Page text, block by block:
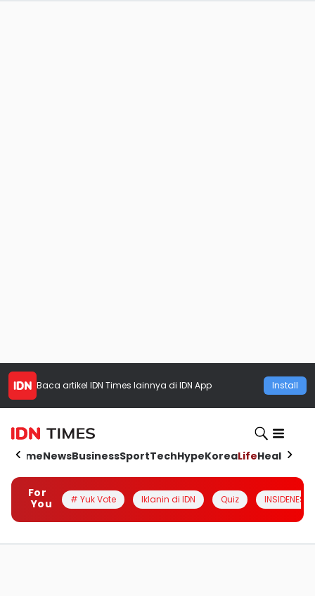
Baca artikel IDN Times lainnya di IDN App Install
HomeNewsBusinessSportTechHypeKoreaLifeHealth
For
You
# Yuk Vote Iklanin di IDN Quiz INSIDENESIA